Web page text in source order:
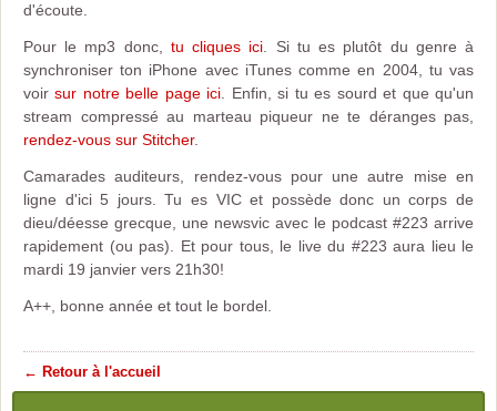
d'écoute.
Pour le mp3 donc, tu cliques ici . Si tu es plutôt du genre à
synchroniser ton iPhone avec iTunes comme en 2004, tu vas
voirsur notre belle page ici . Enfin, si tu es sourd et que qu'un
stream compressé au marteau piqueur ne te déranges pas,
rendez-vous sur Stitcher.
Camarades auditeurs, rendez-vous pour une autre mise en
ligne d'ici 5 jours. Tu es VIC et possède donc un corps de
dieu/déesse grecque, une newsvic avec le podcast #223 arrive
rapidement (ou pas). Et pour tous, le live du #223 aura lieu le
mardi 19 janvier vers 21h30!
A++, bonne année et tout le bordel.
← Retour à l'accueil